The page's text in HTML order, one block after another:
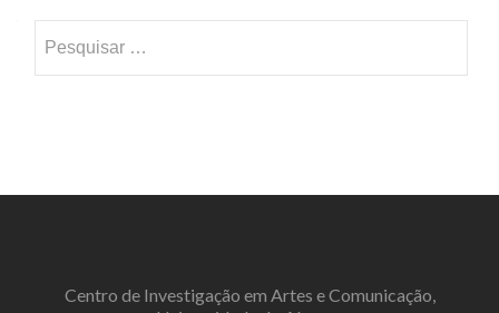
por:
Centro de Investigação em Artes e Comunicação,